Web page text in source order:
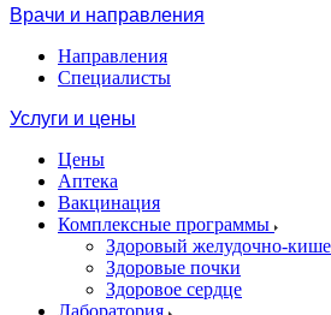
Врачи и направления
Направления
Специалисты
Услуги и цены
Цены
Аптека
Вакцинация
Комплексные программы
Здоровый желудочно-
Здоровые почки
Здоровое сердце
Лаборатория